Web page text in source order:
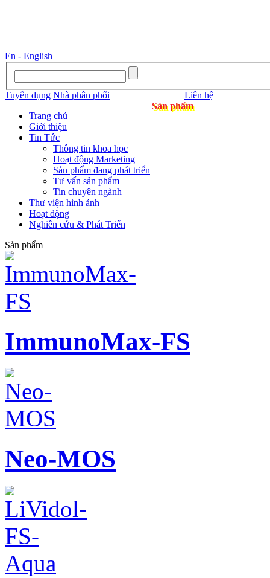
En - English
Tuyển dụng Nhà phân phối
Sản phẩm
Liên hệ
Trang chủ
Giới thiệu
Tin Tức
Thông tin khoa học
Hoạt động Marketing
Sản phẩm đang phát triển
Tư vấn sản phẩm
Tin chuyên ngành
Thư viện hình ảnh
Hoạt động
Nghiên cứu & Phát Triển
Sản phẩm
ImmunoMax-FS
Neo-MOS